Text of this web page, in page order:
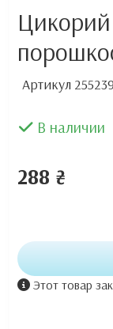
Артикул
В наличии
288 ₴
Этот товар